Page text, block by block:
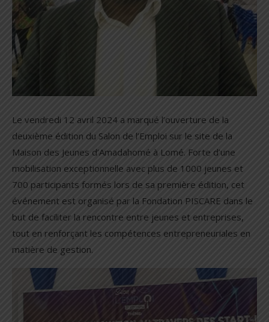
Le vendredi 12 avril 2024 a marqué l’ouverture de la
deuxième édition du Salon de l’Emploi sur le site de la
Maison des Jeunes d’Amadahomé à Lomé. Forte d’une
mobilisation exceptionnelle avec plus de 1000 jeunes et
700 participants formés lors de sa première édition, cet
événement est organisé par la Fondation PISCARE dans le
but de faciliter la rencontre entre jeunes et entreprises,
tout en renforçant les compétences entrepreneuriales en
matière de gestion.